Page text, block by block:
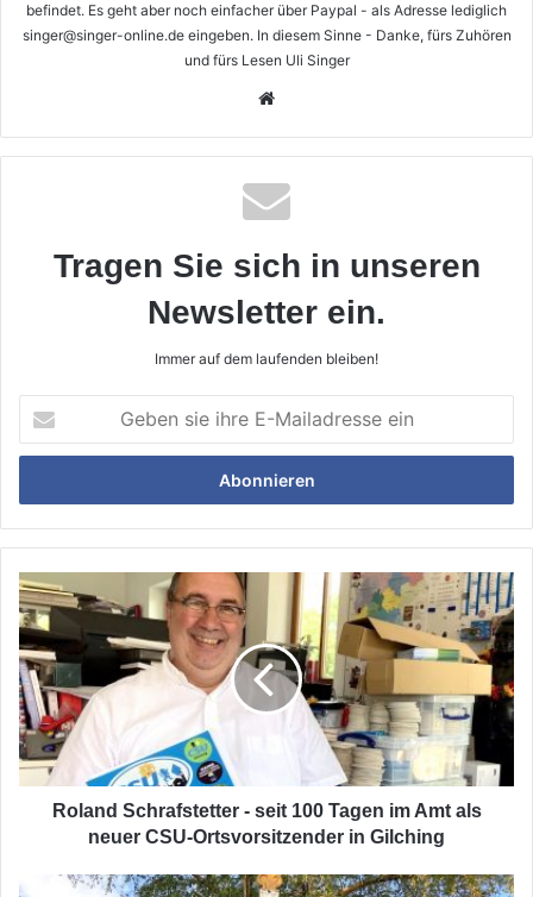
befindet. Es geht aber noch einfacher über Paypal - als Adresse lediglich
singer@singer-online.de eingeben. In diesem Sinne - Danke, fürs Zuhören
und fürs Lesen Uli Singer
Tragen Sie sich in unseren
Newsletter ein.
Immer auf dem laufenden bleiben!
sie
ihre
Mailadresse
ein
Roland
Schrafstetter
-
seit
100
Tagen
im
Amt
als
neuer
in
Roland Schrafstetter - seit 100 Tagen im Amt als
neuer CSU-Ortsvorsitzender in Gilching
Den